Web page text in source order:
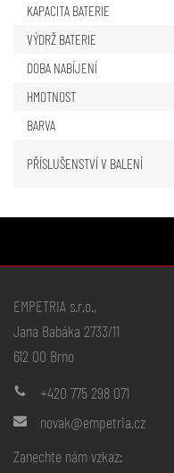
KAPACITA BATERIE
VÝDRŽ BATERIE
DOBA NABÍJENÍ
HMOTNOST
BARVA
PŘÍSLUŠENSTVÍ V BALENÍ
EMPETRIA s.r.o.,
Jana Babáka 2733/11
612 00 Brno
+420 775 298 071
novak@empetria.cz
Zanechte nám vzkaz: